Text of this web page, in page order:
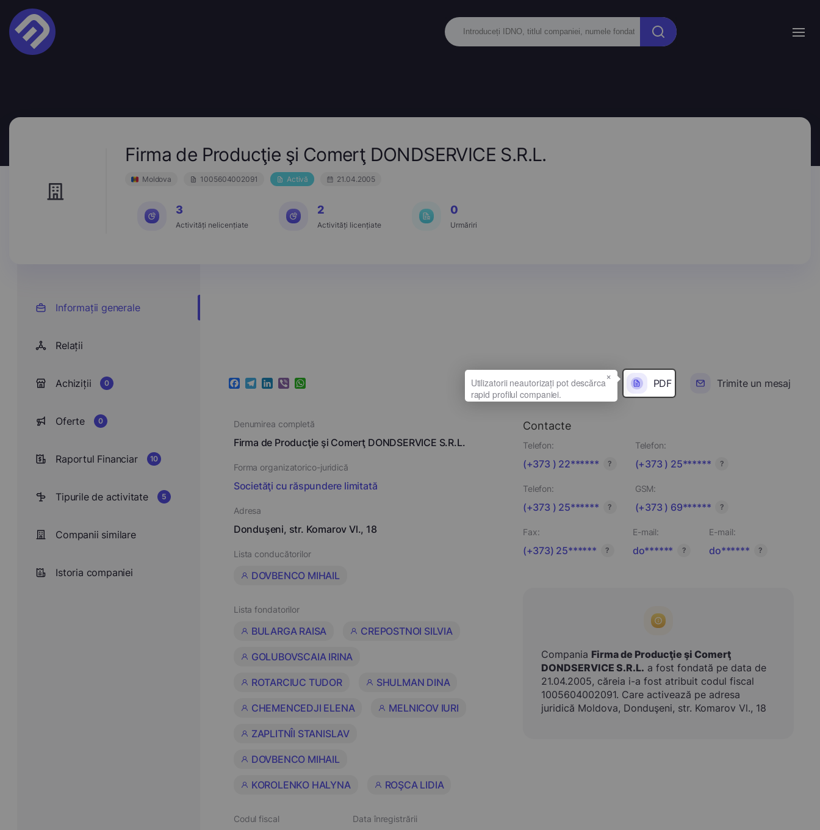
Firma de Producţie şi Comerţ DONDSERVICE S.R.L.
Moldova 1005604002091 Activă 21.04.2005
3
Activități nelicențiate
2
Activități licențiate
0
Urmăriri
Informații generale
Relații
Achiziții 0
Oferte 0
Raportul Financiar 10
Tipurile de activitate 5
Companii similare
Istoria companiei
Facebook
Telegram
LinkedIn
ViberWhatsApp PDF Trimite un mesaj
Denumirea completă
Firma de Producţie şi Comerţ DONDSERVICE S.R.L.
Forma organizatorico-juridică
Societăţi cu răspundere limitată
Adresa
Donduşeni, str. Komarov Vl., 18
Lista conducătorilor
DOVBENCO MIHAIL
Lista fondatorilor
BULARGA RAISA CREPOSTNOI SILVIA
GOLUBOVSCAIA IRINA
ROTARCIUC TUDOR SHULMAN DINA
CHEMENCEDJI ELENA MELNICOV IURI
ZAPLITNÎI STANISLAV
DOVBENCO MIHAIL
KOROLENKO HALYNA ROŞCA LIDIA
Codul fiscal
Data înregistrării
Contacte
Telefon:
(+373 ) 22****** ?
Telefon:
(+373 ) 25****** ?
Telefon:
(+373 ) 25****** ?
GSM:
(+373 ) 69****** ?
Fax:
(+373) 25****** ?
E-mail:
do****** ?
E-mail:
do****** ?
Compania Firma de Producţie şi Comerţ
DONDSERVICE S.R.L. a fost fondată pe data de
21.04.2005, căreia i-a fost atribuit codul fiscal
1005604002091. Care activează pe adresa
juridică Moldova, Donduşeni, str. Komarov Vl., 18
×